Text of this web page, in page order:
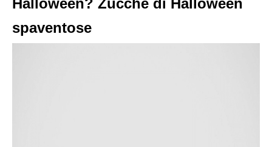
spaventose